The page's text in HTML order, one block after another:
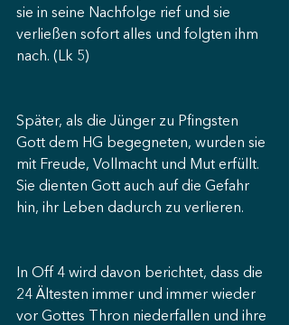
sie in seine Nachfolge rief und sie
verließen sofort alles und folgten ihm
nach. (Lk 5)
Später, als die Jünger zu Pfingsten
Gott dem HG begegneten, wurden sie
mit Freude, Vollmacht und Mut erfüllt.
Sie dienten Gott auch auf die Gefahr
hin, ihr Leben dadurch zu verlieren.
In Off 4 wird davon berichtet, dass die
24 Ältesten immer und immer wieder
vor Gottes Thron niederfallen und ihre